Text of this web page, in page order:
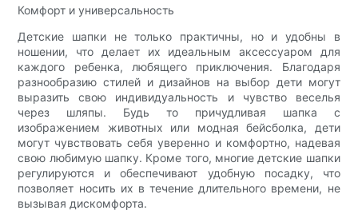
Комфорт и универсальность
Детские шапки не только практичны, но и удобны в
ношении, что делает их идеальным аксессуаром для
каждого ребенка, любящего приключения. Благодаря
разнообразию стилей и дизайнов на выбор дети могут
выразить свою индивидуальность и чувство веселья
через шляпы. Будь то причудливая шапка с
изображением животных или модная бейсболка, дети
могут чувствовать себя уверенно и комфортно, надевая
свою любимую шапку. Кроме того, многие детские шапки
регулируются и обеспечивают удобную посадку, что
позволяет носить их в течение длительного времени, не
вызывая дискомфорта.